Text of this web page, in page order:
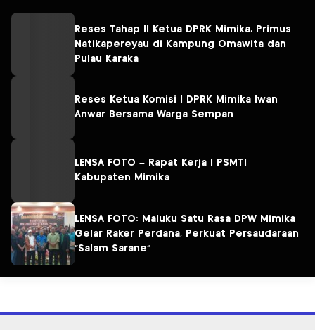
Reses Tahap II Ketua DPRK Mimika, Primus
Natikapereyau di Kampung Omawita dan
Pulau Karaka
Reses Ketua Komisi I DPRK Mimika Iwan
Anwar Bersama Warga Sempan
LENSA FOTO – Rapat Kerja I PSMTI
Kabupaten Mimika
LENSA FOTO: Maluku Satu Rasa DPW Mimika
Gelar Raker Perdana, Perkuat Persaudaraan
“Salam Sarane”